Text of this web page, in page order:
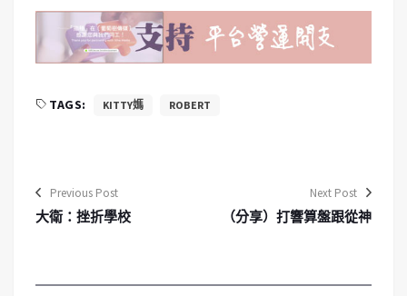
TAGS: KITTY媽 ROBERT
Previous Post
大衛：挫折學校
Next Post
（分享）打響算盤跟從神